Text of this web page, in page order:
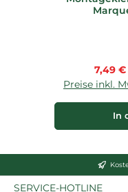
7,49 €
Preise inkl.
In
SERVICE-HOTLINE